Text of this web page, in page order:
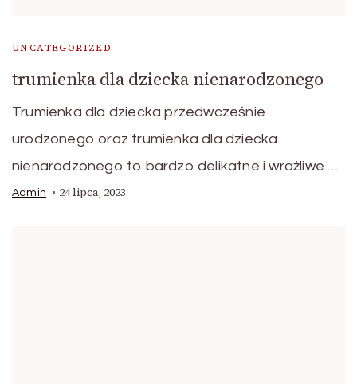
UNCATEGORIZED
trumienka dla dziecka nienarodzonego
Trumienka dla dziecka przedwcześnie
urodzonego oraz trumienka dla dziecka
nienarodzonego to bardzo delikatne i wrażliwe …
Admin 24 lipca, 2023